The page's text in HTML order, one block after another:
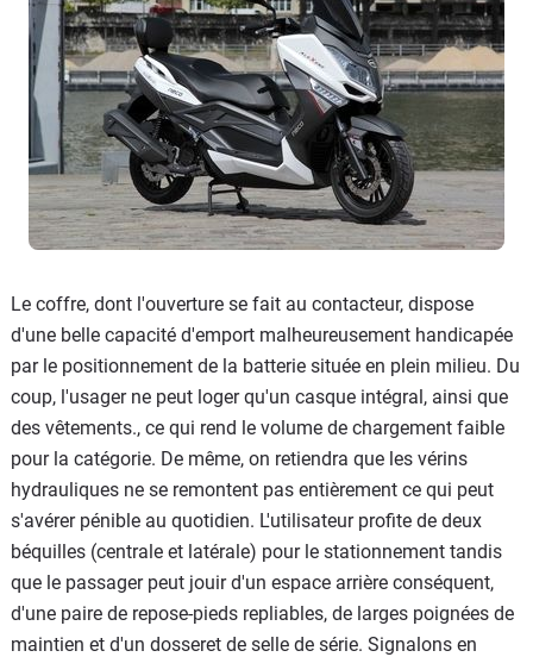
Le coffre, dont l'ouverture se fait au contacteur, dispose
d'une belle capacité d'emport malheureusement handicapée
par le positionnement de la batterie située en plein milieu. Du
coup, l'usager ne peut loger qu'un casque intégral, ainsi que
des vêtements., ce qui rend le volume de chargement faible
pour la catégorie. De même, on retiendra que les vérins
hydrauliques ne se remontent pas entièrement ce qui peut
s'avérer pénible au quotidien. L'utilisateur profite de deux
béquilles (centrale et latérale) pour le stationnement tandis
que le passager peut jouir d'un espace arrière conséquent,
d'une paire de repose-pieds repliables, de larges poignées de
maintien et d'un dosseret de selle de série. Signalons en